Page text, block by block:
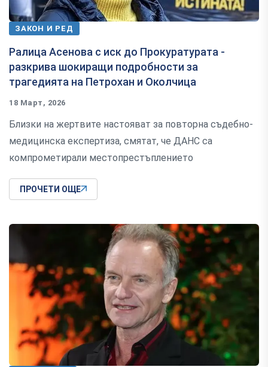
ЗАКОН И РЕД
Ралица Асенова с иск до Прокуратурата -
разкрива шокиращи подробности за
трагедията на Петрохан и Околчица
18 Март, 2026
Близки на жертвите настояват за повторна съдебно-
медицинска експертиза, смятат, че ДАНС са
компрометирали местопрестъплението
ПРОЧЕТИ ОЩЕ